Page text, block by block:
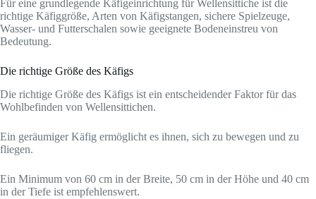
Für eine grundlegende Käfigeinrichtung für Wellensittiche ist die
richtige Käfiggröße, Arten von Käfigstangen, sichere Spielzeuge,
Wasser- und Futterschalen sowie geeignete Bodeneinstreu von
Bedeutung.
Die richtige Größe des Käfigs
Die richtige Größe des Käfigs ist ein entscheidender Faktor für das
Wohlbefinden von Wellensittichen.
Ein geräumiger Käfig ermöglicht es ihnen, sich zu bewegen und zu
fliegen.
Ein Minimum von 60 cm in der Breite, 50 cm in der Höhe und 40 cm
in der Tiefe ist empfehlenswert.